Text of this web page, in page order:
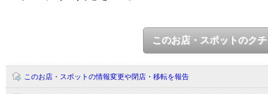
このお店・スポットのク
このお店・スポットの情報変更や閉店・移転を報告